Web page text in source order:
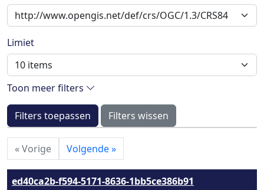
Limiet
Toon meer filters
Filters toepassen Filters wissen
«Vorige Volgende»
ed40ca2b-f594-5171-8636-1bb5ce386b91